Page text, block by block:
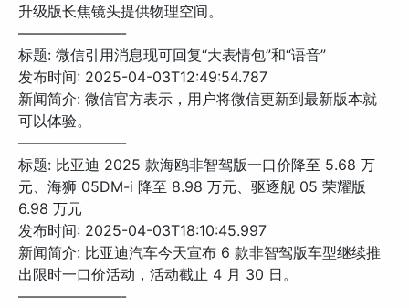
升级版长焦镜头提供物理空间。
———————-
标题: 微信引用消息现可回复“大表情包”和“语音”
发布时间: 2025-04-03T12:49:54.787
新闻简介: 微信官方表示，用户将微信更新到最新版本就
可以体验。
———————-
标题: 比亚迪 2025 款海鸥非智驾版一口价降至 5.68 万
元、海狮 05DM-i 降至 8.98 万元、驱逐舰 05 荣耀版
6.98 万元
发布时间: 2025-04-03T18:10:45.997
新闻简介: 比亚迪汽车今天宣布 6 款非智驾版车型继续推
出限时一口价活动，活动截止 4 月 30 日。
———————-